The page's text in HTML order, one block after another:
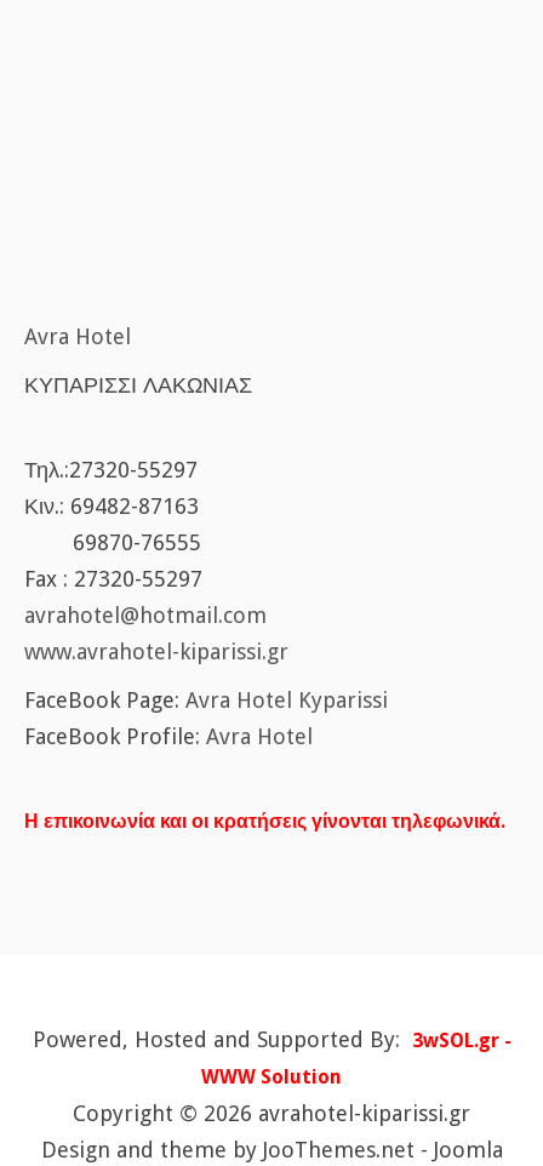
Avra Hotel
ΚΥΠΑΡΙΣΣΙ ΛΑΚΩΝΙΑΣ
Τηλ.:27320-55297
Κιν.: 69482-87163
69870-76555
Fax : 27320-55297
avrahotel@hotmail.com
www.avrahotel-kiparissi.gr
FaceBook Page: Avra Hotel Kyparissi
FaceBook Profile: Avra Hotel
Η επικοινωνία και οι κρατήσεις γίνονται τηλεφωνικά.
Powered, Hosted and Supported By:
3wSOL.gr -
WWW Solution
Copyright © 2026 avrahotel-kiparissi.gr
Design and theme by JooThemes.net - Joomla